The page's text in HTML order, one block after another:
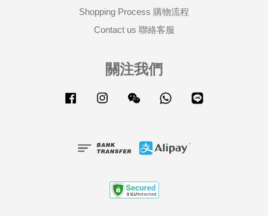
Shopping Process 購物流程
Contact us 聯絡客服
關注我們
Facebook Instagram Wechat Whatsapp